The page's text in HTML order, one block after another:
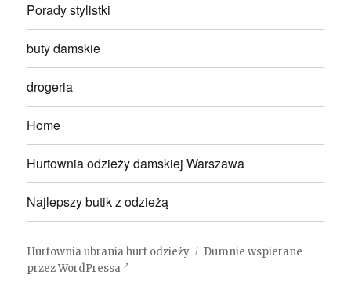
Porady stylistki
buty damskie
drogeria
Home
Hurtownia odzieży damskiej Warszawa
Najlepszy butik z odzieżą
Hurtownia ubrania hurt odzieży
Dumnie wspierane
przez WordPressa